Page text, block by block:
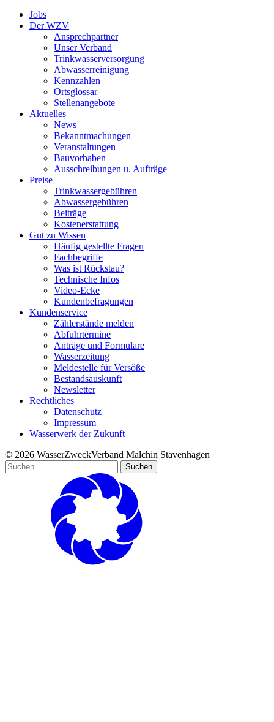
Jobs
Der WZV
Ansprechpartner
Unser Verband
Trinkwasser­versorgung
Abwasserreinigung
Kennzahlen
Ortsglossar
Stellenangebote
Aktuelles
News
Bekanntmachungen
Veranstaltungen
Bauvorhaben
Ausschreibungen u. Aufträge
Preise
Trinkwassergebühren
Abwassergebühren
Beiträge
Kostenerstattung
Gut zu Wissen
Häufig gestellte Fragen
Fachbegriffe
Was ist Rückstau?
Technische Infos
Video-Ecke
Kundenbefragungen
Kundenservice
Zählerstände melden
Abfuhrtermine
Anträge und Formulare
Wasserzeitung
Meldestelle für Versöße
Bestandsauskunft
Newsletter
Rechtliches
Datenschutz
Impressum
Wasserwerk der Zukunft
© 2026 WasserZweckVerband­ Malchin Stavenhagen